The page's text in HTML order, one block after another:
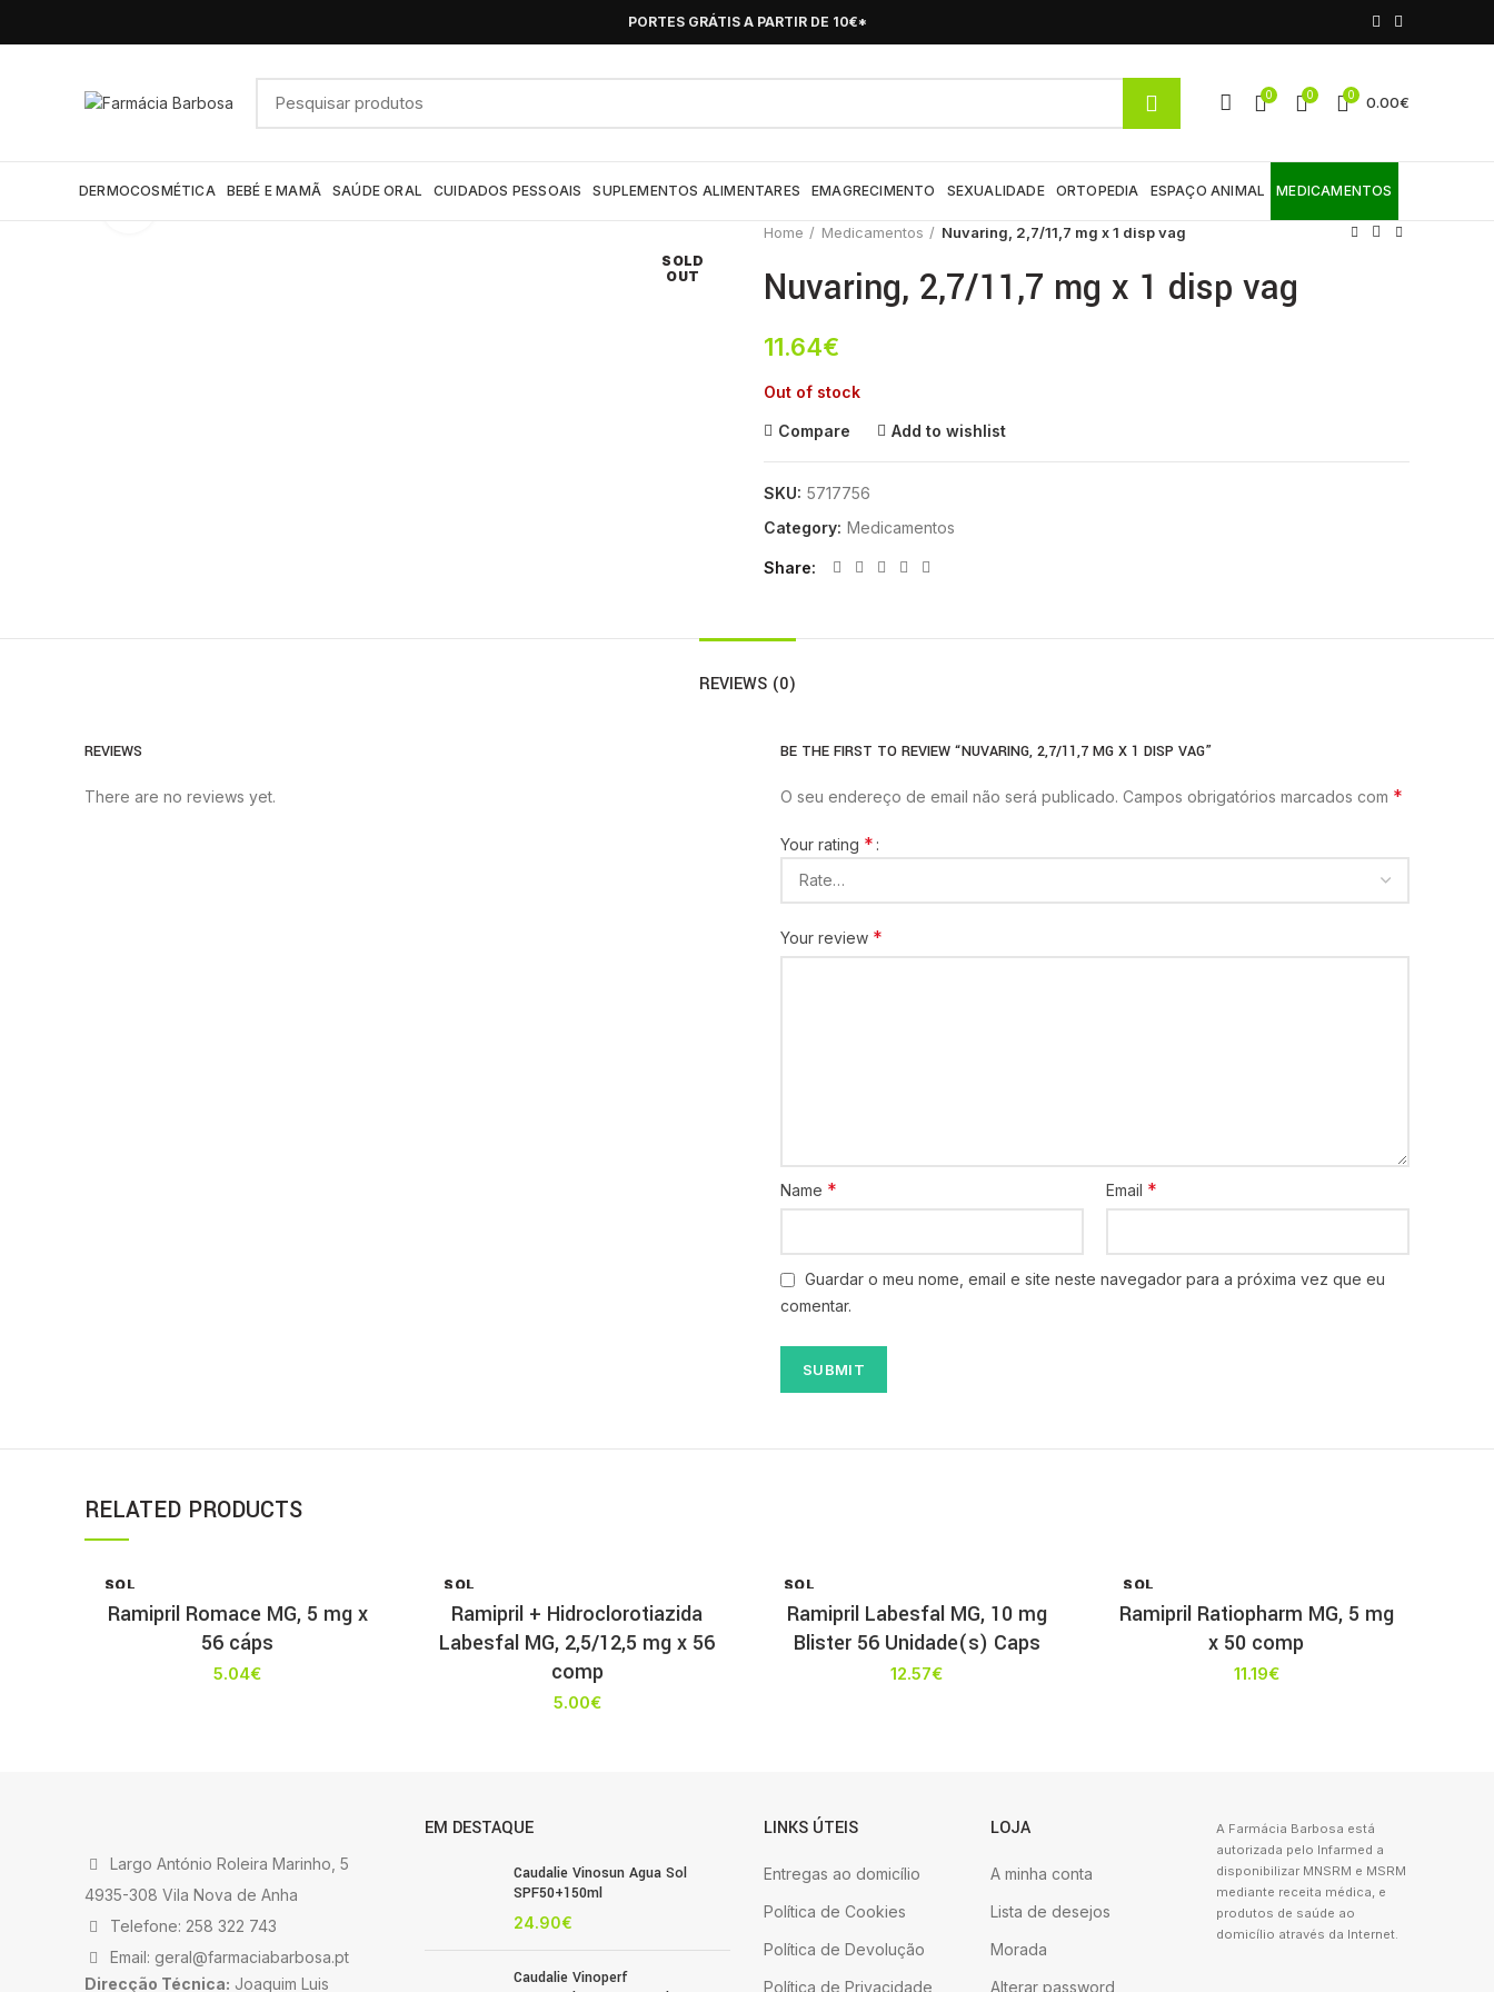
PORTES GRÁTIS A PARTIR DE 10€*
0 0 0 0.00€
DERMOCOSMÉTICA BEBÉ E MAMÃ SAÚDE ORAL CUIDADOS PESSOAIS SUPLEMENTOS ALIMENTARES EMAGRECIMENTO SEXUALIDADE ORTOPEDIA ESPAÇO ANIMAL MEDICAMENTOS
SOLD
OUT
Home
Medicamentos Nuvaring, 2,7/11,7 mg x 1 disp vag
Nuvaring, 2,7/11,7 mg x 1 disp vag
11.64€
Out of stock
Compare Add to wishlist
SKU: 5717756
Category: Medicamentos
Share
REVIEWS (0)
REVIEWS
There are no reviews yet.
BE THE FIRST TO REVIEW “NUVARING, 2,7/11,7 MG X 1 DISP VAG”
O seu endereço de email não será publicado. Campos obrigatórios marcados com *
Your rating *
Your review *
Name * Email *
Guardar o meu nome, email e site neste navegador para a próxima vez que eu
comentar.
RELATED PRODUCTS
SOL
T
Ramipril Romace MG, 5 mg x
56 cáps
5.04€
SOL
T
Ramipril + Hidroclorotiazida
Labesfal MG, 2,5/12,5 mg x 56
comp
5.00€
SOL
T
Ramipril Labesfal MG, 10 mg
Blister 56 Unidade(s) Caps
12.57€
SOL
T
Ramipril Ratiopharm MG, 5 mg
x 50 comp
11.19€
Largo António Roleira Marinho, 5
4935-308 Vila Nova de Anha
Telefone: 258 322 743
Email: geral@farmaciabarbosa.pt
Direcção Técnica: Joaquim Luis
EM DESTAQUE
Caudalie Vinosun Agua Sol
SPF50+150ml
24.90€
Caudalie Vinoperf
LINKS ÚTEIS
Entregas ao domicílio
Política de Cookies
Política de Devolução
Política de Privacidade
LOJA
A minha conta
Lista de desejos
Morada
Alterar password
A Farmácia Barbosa está
autorizada pelo Infarmed a
disponibilizar MNSRM e MSRM
mediante receita médica, e
produtos de saúde ao
domicílio através da Internet.